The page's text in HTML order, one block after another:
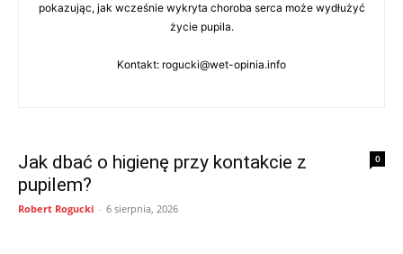
pokazując, jak wcześnie wykryta choroba serca może wydłużyć
życie pupila.
Kontakt: rogucki@wet-opinia.info
0
Jak dbać o higienę przy kontakcie z
pupilem?
Robert Rogucki - 6 sierpnia, 2026